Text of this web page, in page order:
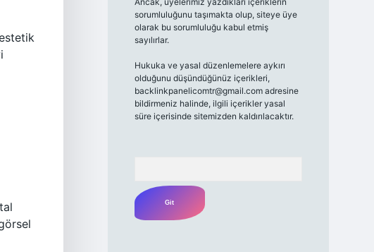
sorumluluğunu taşımakta olup, siteye üye
olarak bu sorumluluğu kabul etmiş
sayılırlar.
Hukuka ve yasal düzenlemelere aykırı
olduğunu düşündüğünüz içerikleri,
backlinkpanelicomtr@gmail.comadresine
bildirmeniz halinde, ilgili içerikler yasal
süre içerisinde sitemizden kaldırılacaktır.